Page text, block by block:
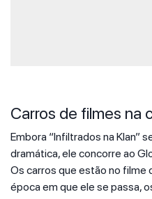
Carros de filmes na
Embora “Infiltrados na Klan”
dramática, ele concorre ao
Os carros que estão no filme
época em que ele se passa,